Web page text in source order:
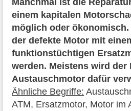
einem kapitalen
möglich oder
der defekte Motor mit
funktionstüchtigen
werden. Meistens wird der
Austauschmotor dafür
Ähnliche Begriffe:
ATM, Ersatzmotor, Motor im